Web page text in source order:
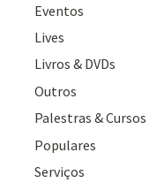
Eventos
Lives
Livros & DVDs
Outros
Palestras & Cursos
Populares
Serviços